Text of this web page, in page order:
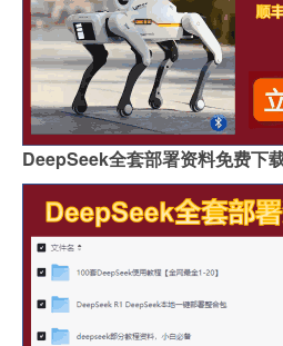
DeepSeek全套部署资料免费下